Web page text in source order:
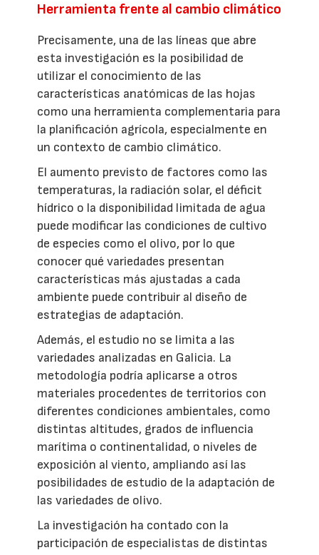
Herramienta frente al cambio climático
Precisamente, una de las líneas que abre
esta investigación es la posibilidad de
utilizar el conocimiento de las
características anatómicas de las hojas
como una herramienta complementaria para
la planificación agrícola, especialmente en
un contexto de cambio climático.
El aumento previsto de factores como las
temperaturas, la radiación solar, el déficit
hídrico o la disponibilidad limitada de agua
puede modificar las condiciones de cultivo
de especies como el olivo, por lo que
conocer qué variedades presentan
características más ajustadas a cada
ambiente puede contribuir al diseño de
estrategias de adaptación.
Además, el estudio no se limita a las
variedades analizadas en Galicia. La
metodología podría aplicarse a otros
materiales procedentes de territorios con
diferentes condiciones ambientales, como
distintas altitudes, grados de influencia
marítima o continentalidad, o niveles de
exposición al viento, ampliando así las
posibilidades de estudio de la adaptación de
las variedades de olivo.
La investigación ha contado con la
participación de especialistas de distintas